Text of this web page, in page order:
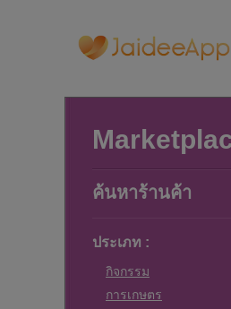
ค้นหาร้านค้า
ประเภท :
กิจกรรม
การเกษตร